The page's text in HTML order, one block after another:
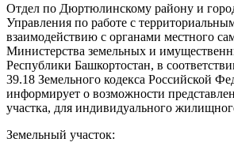
Отдел по Дюртюлинскому району и
Управления по работе с
взаимодействию с органами местного
Министерства земельных и
Республики Башкортостан, в
39.18 Земельного кодекса Российской
информирует о возможности
участка, для индивидуального
Земельный участок: